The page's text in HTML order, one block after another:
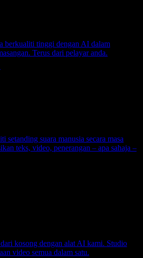
berkualiti tinggi dengan AI dalam
Terus dari pelayar anda.
setanding suara manusia secara masa
teks, video, penerangan – apa sahaja –
kosong dengan alat AI kami. Studio
video semua dalam satu.